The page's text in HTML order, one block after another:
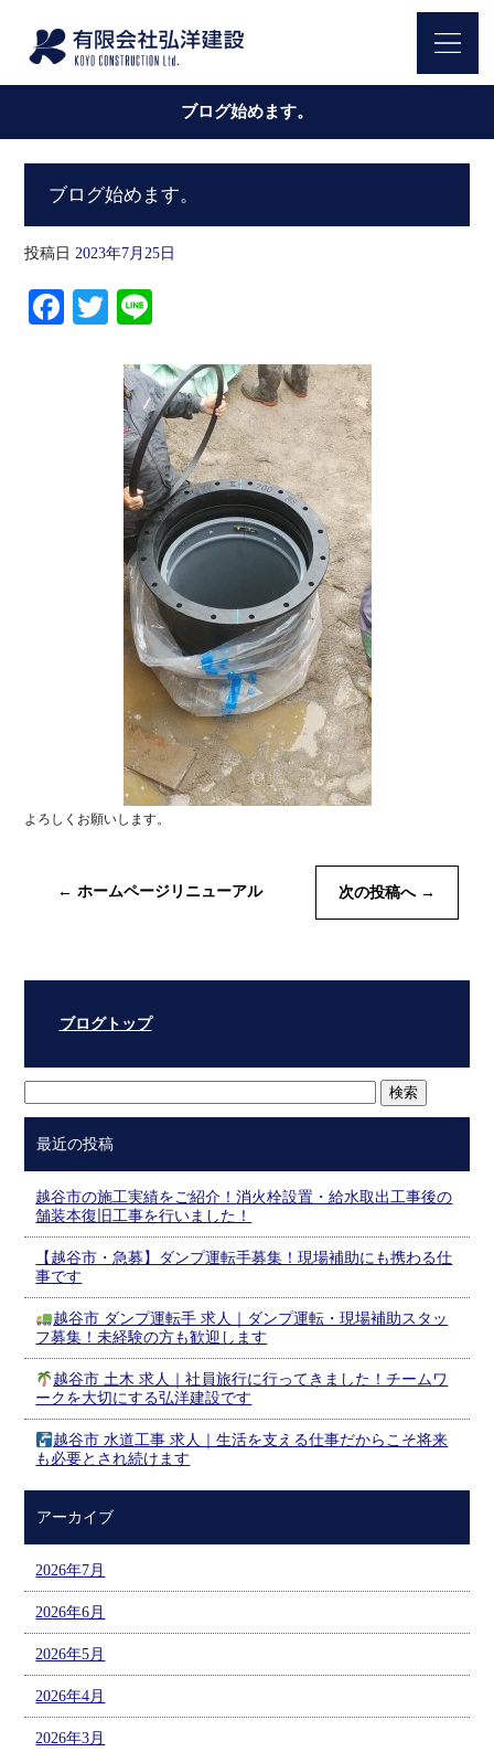
ブログ始めます。
ブログ始めます。
投稿日 2023年7月25日
Facebook
Twitter
よろしくお願いします。
← ホームページリニューアル 次の投稿へ →
ブログトップ
最近の投稿
越谷市の施工実績をご紹介！消火栓設置・給水取出工事後の
舗装本復旧工事を行いました！
【越谷市・急募】ダンプ運転手募集！現場補助にも携わる仕
事です
越谷市 ダンプ運転手 求人｜ダンプ運転・現場補助スタッ
フ募集！未経験の方も歓迎します
越谷市 土木 求人｜社員旅行に行ってきました！チームワ
ークを大切にする弘洋建設です
越谷市 水道工事 求人｜生活を支える仕事だからこそ将来
も必要とされ続けます
アーカイブ
2026年7月
2026年6月
2026年5月
2026年4月
2026年3月